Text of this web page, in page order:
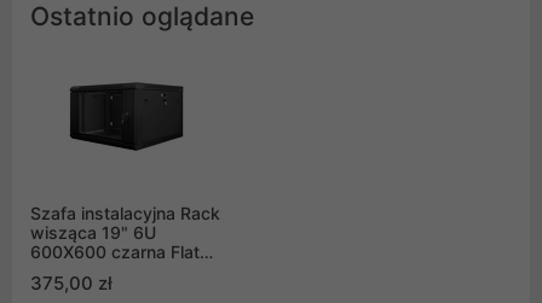
Ostatnio oglądane
Szafa instalacyjna Rack
wisząca 19" 6U
600X600 czarna Flat
6606-10B)
375,00 zł